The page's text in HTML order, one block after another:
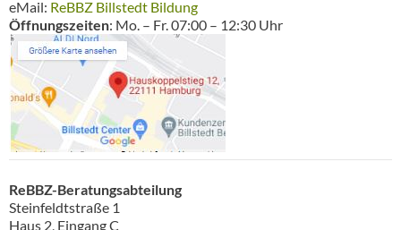
eMail: ReBBZ Billstedt Bildung
Öffnungszeiten: Mo. – Fr. 07:00 – 12:30 Uhr
ReBBZ-Beratungsabteilung
Steinfeldtstraße 1
Haus 2, Eingang C